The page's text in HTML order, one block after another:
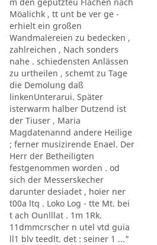
Möalichk , tt unt be ver ge -
erhielt ein großen
Wandmalereien zu bedecken ,
zahlreichen , Nach sonders
nahe . schiedensten Anlässen
zu urtheilen , schemt zu Tage
die Demolung daß
linkenUnterarui. Später
isterwarm halber Dutzend ist
der Tiuser , Maria
Magdatenannd andere Heilige
; ferner musizirende Enael. Der
Herr der Betheiligten
festgenommen worden . od
sich der Messerskecher
darunter desiadet , hoier ner
t00a ltq . Loko Log - tte Mt. bei
t ach Ounlllat . 1m 1Rk.
11dmmcrscher n utel vtd guia
ll1 blv teedlt. det : seiner 1 ..."